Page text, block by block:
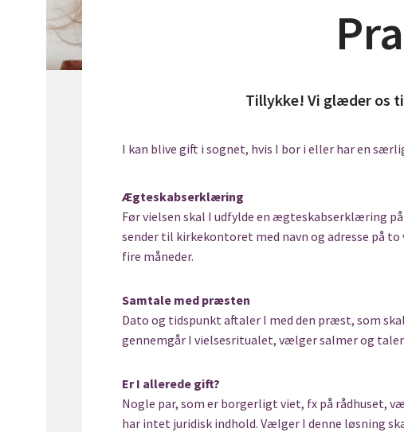
Tillykke! Vi glæder os
I kan blive gift i sognet, hvis I bor i eller har en
Ægteskabserklæring
Før vielsen skal I udfylde en ægteskabserklæring
sender til kirkekontoret med navn og adresse på
fire måneder.
Samtale med præsten
Dato og tidspunkt aftaler I med den præst, som
gennemgår I vielsesritualet, vælger salmer og
Er I allerede gift?
Nogle par, som er borgerligt viet, fx på rådhuset,
har intet juridisk indhold. Vælger I denne løsning